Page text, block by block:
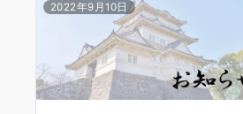
2022年9月10日